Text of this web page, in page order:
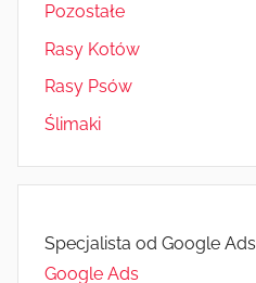
Pozostałe
Rasy Kotów
Rasy Psów
Ślimaki
Specjalista od Google Ads
Google Ads